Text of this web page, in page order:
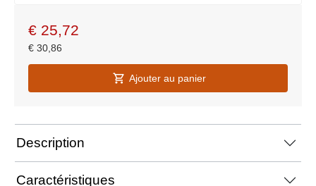
€ 25,72
€ 30,86
Ajouter au panier
Description
Caractéristiques